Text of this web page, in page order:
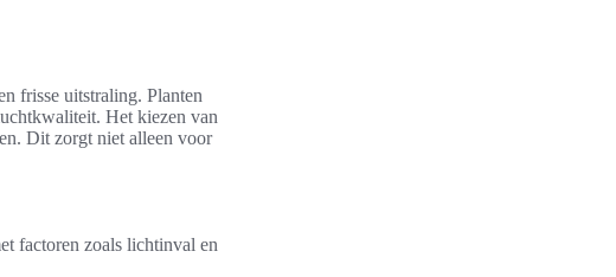
frisse uitstraling. Planten
Het kiezen van
Dit zorgt niet alleen voor
factoren zoals lichtinval en